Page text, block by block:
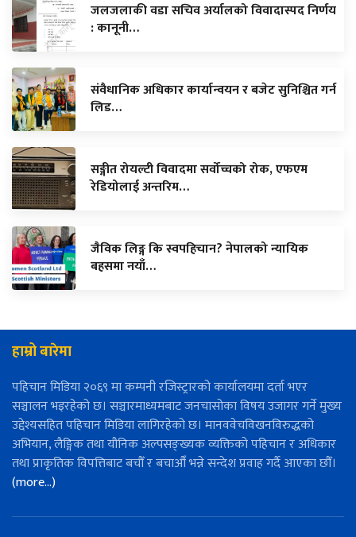
जलजलाकी वडा सचिव अर्यालको विवादास्पद निर्णय
: कानूनी…
संवैधानिक अधिकार कार्यान्वयन र बजेट सुनिश्चित गर्न
लिड…
सङ्गीत रोयल्टी विवादमा सर्वोच्चको रोक, एफएम
रेडियोलाई अन्तरिम…
जैविक लिङ्ग कि स्वपहिचान? नेपालको न्यायिक
बहसमा नयाँ…
हाम्रो बारेमा
पहिचान मिडिया २०६९ मा कम्पनी रजिस्ट्रारको कार्यालयमा दर्ता भएर
सञ्चालन भइरहेको छ। सञ्चारमाध्यमबाट जनचासोका विषय उजागर गर्ने मुख्य
उद्देश्यसहित पहिचान मिडिया लागिरहेको छ। मानववेचविखनविरुद्धको
अभियान, लैङ्गिक तथा यौनिक अल्पसङ्ख्यक व्यक्तिको पहिचान र अधिकार
तथा प्राकृतिक विपत्तिबाट बचौँ र बचाऔँ भन्ने सन्देश प्रवाह गर्दै आएका छौँ।
(more…)